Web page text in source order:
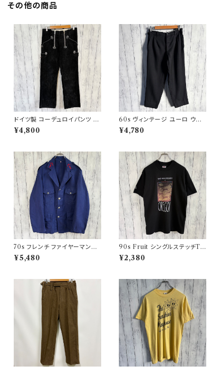
その他の商品
ドイツ製 コーデュロイパンツ ワ
ークパンツ ユーロワーク
¥4,800
60s ヴィンテージ ユーロ ウー
ルパンツ スラックス ビンテージ
32
¥4,780
70s フレンチ ファイヤーマンジ
ャケット ワークジャケット ヴィン
テージ
¥5,480
90s Fruit シングルステッチTシ
ャツ プリントT
¥2,380